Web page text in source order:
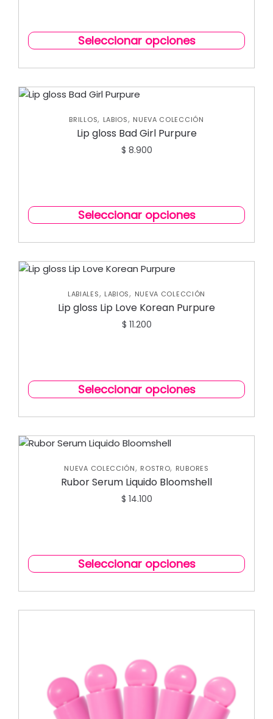
Seleccionar opciones
BRILLOS, LABIOS, NUEVA COLECCIÓN
Lip gloss Bad Girl Purpure
$ 8.900
Seleccionar opciones
LABIALES, LABIOS, NUEVA COLECCIÓN
Lip gloss Lip Love Korean Purpure
$ 11.200
Seleccionar opciones
NUEVA COLECCIÓN, ROSTRO, RUBORES
Rubor Serum Liquido Bloomshell
$ 14.100
Seleccionar opciones